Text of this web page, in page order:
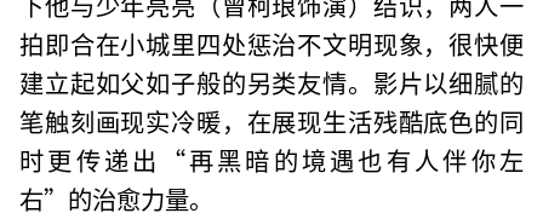
拍即合在小城里四处惩治不文明现象，很快便
建立起如父如子般的另类友情。影片以细腻的
笔触刻画现实冷暖，在展现生活残酷底色的同
时更传递出“再黑暗的境遇也有人伴你左
右”的治愈力量。